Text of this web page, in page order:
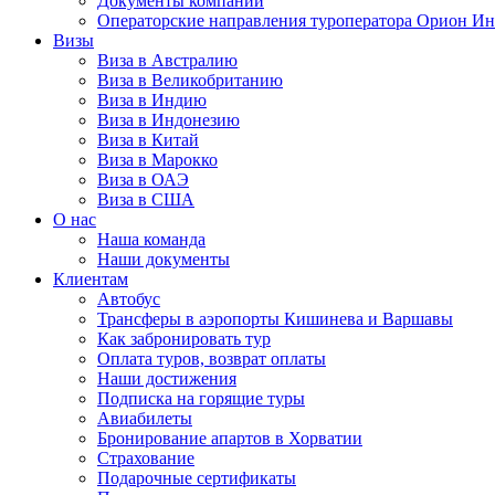
Операторские направления туроператора Орион
Визы
Виза в Австралию
Виза в Великобританию
Виза в Индию
Виза в Индонезию
Виза в Китай
Виза в Марокко
Виза в ОАЭ
Виза в США
О нас
Наша команда
Наши документы
Клиентам
Автобус
Трансферы в аэропорты Кишинева и Варшавы
Как забронировать тур
Оплата туров, возврат оплаты
Наши достижения
Подписка на горящие туры
Авиабилеты
Бронирование апартов в Хорватии
Страхование
Подарочные сертификаты